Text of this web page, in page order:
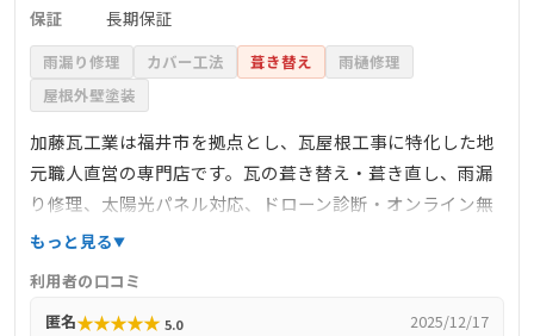
保証
長期保証
雨漏り修理 カバー工法 葺き替え
雨樋修理
屋根外壁塗装
加藤瓦工業は福井市を拠点とし、瓦屋根工事に特化した地
元職人直営の専門店です。瓦の葺き替え・葺き直し、雨漏
り修理、太陽光パネル対応、ドローン診断・オンライン無
料調査などにも対応。「既存の古瓦を活かす」修繕提案や
で、堅実な施工実績を誇っています。
もっと見る
利用者の口コミ
匿名★★★★★ 5.0 2025/12/17